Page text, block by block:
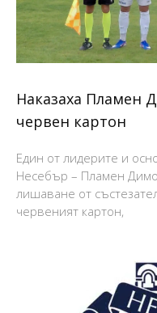
Наказаха Пламен
червен картон
Един от лидерите и
Несебър – Пламен
лишаване от
червеният картон,